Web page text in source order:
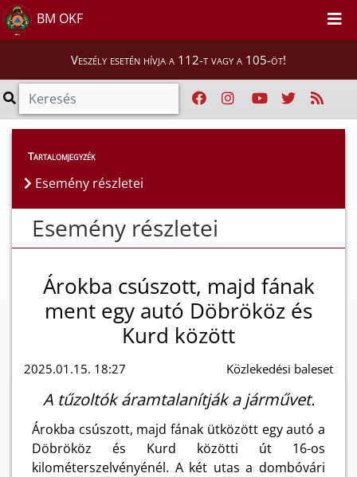
BM OKF
Veszély esetén hívja a 112-t vagy a 105-öt!
Esemény részletei
Tartalomjegyzék
Esemény részletei
Esemény részletei
Árokba csúszott, majd fának
ment egy autó Döbrököz és
Kurd között
2025.01.15. 18:27 Közlekedési baleset
A tűzoltók áramtalanítják a járművet.
Árokba csúszott, majd fának ütközött egy autó a
Döbrököz és Kurd közötti út 16-os
kilométerszelvényénél. A két utas a dombóvári